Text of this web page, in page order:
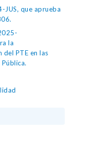
JUS, que aprueba
la
del PTE en las